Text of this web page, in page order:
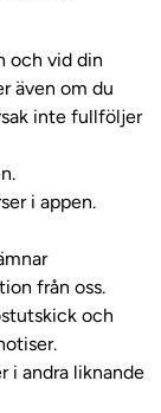
och vid din
även om du
inte fullföljer
i appen.
från oss.
och
i andra liknande